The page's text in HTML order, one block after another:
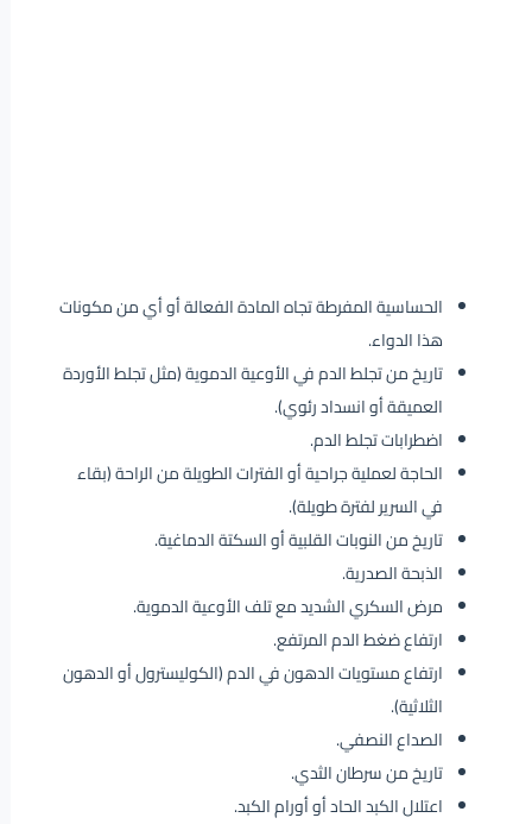
الحساسية المفرطة تجاه المادة الفعالة أو أي من مكونات
هذا الدواء.
تاريخ من تجلط الدم في الأوعية الدموية (مثل تجلط الأوردة
العميقة أو انسداد رئوي).
اضطرابات تجلط الدم.
الحاجة لعملية جراحية أو الفترات الطويلة من الراحة (بقاء
في السرير لفترة طويلة).
تاريخ من النوبات القلبية أو السكتة الدماغية.
الذبحة الصدرية.
مرض السكري الشديد مع تلف الأوعية الدموية.
ارتفاع ضغط الدم المرتفع.
ارتفاع مستويات الدهون في الدم (الكوليسترول أو الدهون
الثلاثية).
الصداع النصفي.
تاريخ من سرطان الثدي.
اعتلال الكبد الحاد أو أورام الكبد.